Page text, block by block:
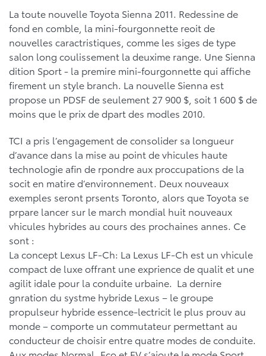
La toute nouvelle Toyota Sienna 2011. Redessine de
fond en comble, la mini-fourgonnette reoit de
nouvelles caractristiques, comme les siges de type
salon long coulissement la deuxime range. Une Sienna
dition Sport - la premire mini-fourgonnette qui affiche
firement un style branch. La nouvelle Sienna est
propose un PDSF de seulement 27 900 $, soit 1 600 $ de
moins que le prix de dpart des modles 2010.
TCI a pris l’engagement de consolider sa longueur
d’avance dans la mise au point de vhicules haute
technologie afin de rpondre aux proccupations de la
socit en matire d’environnement. Deux nouveaux
exemples seront prsents Toronto, alors que Toyota se
prpare lancer sur le march mondial huit nouveaux
vhicules hybrides au cours des prochaines annes. Ce
sont :
La concept Lexus LF-Ch: La Lexus LF-Ch est un vhicule
compact de luxe offrant une exprience de qualit et une
agilit idale pour la conduite urbaine. La dernire
gnration du systme hybride Lexus – le groupe
propulseur hybride essence-lectricit le plus prouv au
monde – comporte un commutateur permettant au
conducteur de choisir entre quatre modes de conduite.